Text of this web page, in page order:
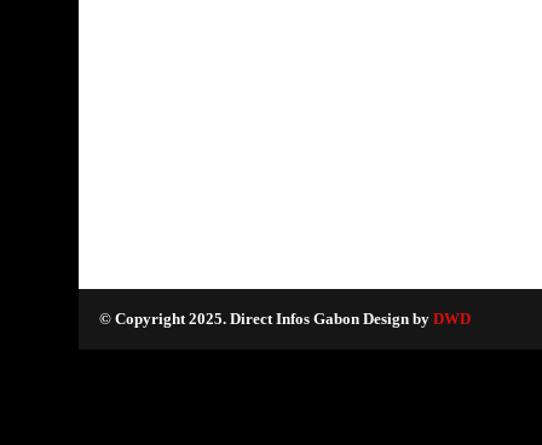
© Copyright 2025. Direct Infos Gabon Design by DWD